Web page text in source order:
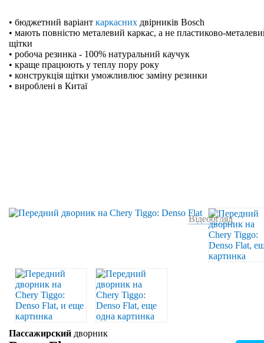
• бюджетний варіант каркасних двірників Bosch
• мають повністю металевий каркас, а не пластиково-
щітки
• робоча резинка - 100% натуральний каучук
• краще працюють у теплу пору року
• конструкція щітки уможливлює заміну резинки
• вироблені в Китаї
Відеоогляд
Пассажирский дворник